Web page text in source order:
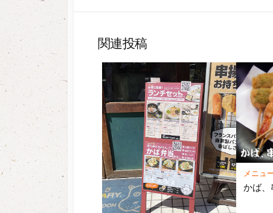
関連投稿
メニュ
かば、